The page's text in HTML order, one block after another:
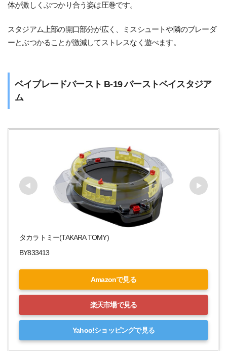
体が激しくぶつかり合う姿は圧巻です。
スタジアム上部の開口部分が広く、ミスシュートや隣のブレーダ
ーとぶつかることが激減してストレスなく遊べます。
ベイブレードバースト B-19 バーストベイスタジア
ム
タカラトミー(TAKARA TOMY)
BY833413
Amazonで見る
楽天市場で見る
Yahoo!ショッピングで見る